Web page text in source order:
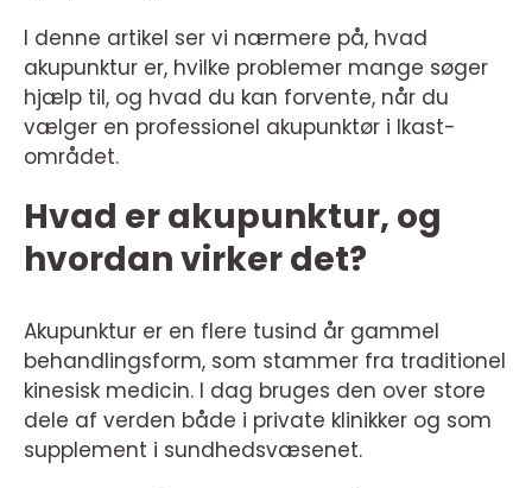
I denne artikel ser vi nærmere på, hvad
akupunktur er, hvilke problemer mange søger
hjælp til, og hvad du kan forvente, når du
vælger en professionel akupunktør i Ikast-
området.
Hvad er akupunktur, og
hvordan virker det?
Akupunktur er en flere tusind år gammel
behandlingsform, som stammer fra traditionel
kinesisk medicin. I dag bruges den over store
dele af verden både i private klinikker og som
supplement i sundhedsvæsenet.